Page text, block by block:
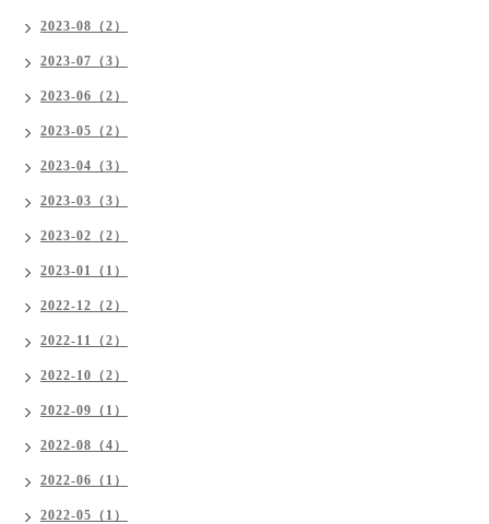
2023-08（2）
2023-07（3）
2023-06（2）
2023-05（2）
2023-04（3）
2023-03（3）
2023-02（2）
2023-01（1）
2022-12（2）
2022-11（2）
2022-10（2）
2022-09（1）
2022-08（4）
2022-06（1）
2022-05（1）